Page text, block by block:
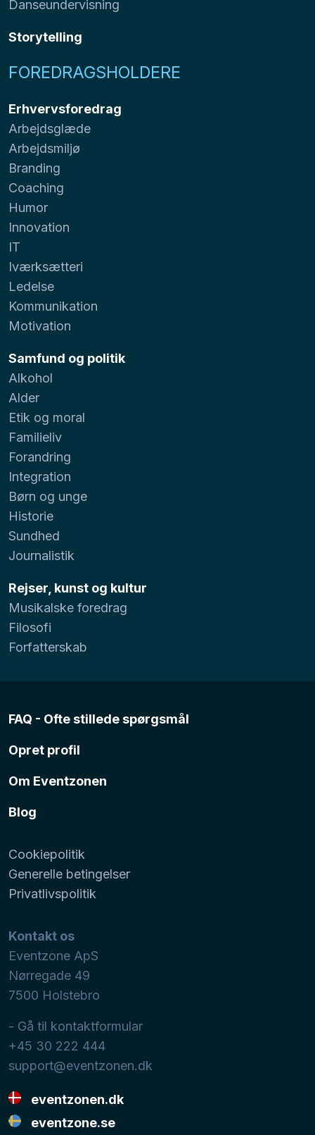
Danseundervisning
Storytelling
FOREDRAGSHOLDERE
Erhvervsforedrag
Arbejdsglæde
Arbejdsmiljø
Branding
Coaching
Humor
Innovation
IT
Iværksætteri
Ledelse
Kommunikation
Motivation
Samfund og politik
Alkohol
Alder
Etik og moral
Familieliv
Forandring
Integration
Børn og unge
Historie
Sundhed
Journalistik
Rejser, kunst og kultur
Musikalske foredrag
Filosofi
Forfatterskab
FAQ - Ofte stillede spørgsmål
Opret profil
Om Eventzonen
Blog
Cookiepolitik
Generelle betingelser
Privatlivspolitik
Kontakt os
Eventzone ApS
Nørregade 49
7500 Holstebro
- Gå til kontaktformular
+45 30 222 444
support@eventzonen.dk
eventzonen.dk
eventzone.se